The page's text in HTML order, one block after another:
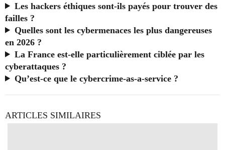
Les hackers éthiques sont-ils payés pour trouver des
failles ?
Quelles sont les cybermenaces les plus dangereuses
en 2026 ?
La France est-elle particulièrement ciblée par les
cyberattaques ?
Qu’est-ce que le cybercrime-as-a-service ?
ARTICLES SIMILAIRES